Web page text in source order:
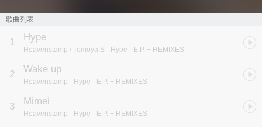
歌曲列表
1 Hype
Heavenstamp / Tomoya.S - Hype - E.P. + REMIXES
2 Wake up
Heavenstamp - Hype - E.P. + REMIXES
3 Mimei
Heavenstamp - Hype - E.P. + REMIXES